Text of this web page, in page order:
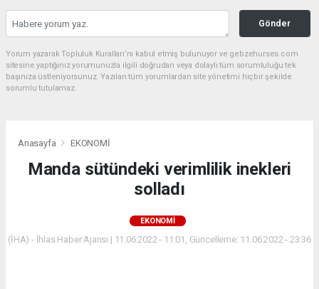
Gönder
Yorum yazarak Topluluk Kuralları’nı kabul etmiş bulunuyor ve gebzehurses.com
sitesine yaptığınız yorumunuzla ilgili doğrudan veya dolaylı tüm sorumluluğu tek
başınıza üstleniyorsunuz. Yazılan tüm yorumlardan site yönetimi hiçbir şekilde
sorumlu tutulamaz.
Anasayfa EKONOMİ
Manda sütündeki verimlilik inekleri
solladı
EKONOMİ
(İHA) - İhlas Haber Ajansı | 11.06.2022 - 11:01, Güncelleme: 11.06.2022 - 23:36